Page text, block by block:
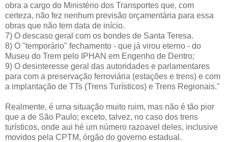
obra a cargo do Ministério dos Transportes que, com
certeza, não fez nenhum previsão orçamentária para essa
obras que não tem data de início.
7) O descaso geral com os bondes de Santa Teresa.
8) O "temporário" fechamento - que já virou eterno - do
Museu do Trem pelo IPHAN em Engenho de Dentro;
9) O desinteresse geral das autoridades e parlamentares
para com a preservação ferroviária (estações e trens) e com
a implantação de TTs (Trens Turísticos) e Trens Regionais."
Realmente, é uma situação muito ruim, mas não é tão pior
que a de São Paulo; exceto, talvez, no caso dos trens
turísticos, onde aui hé um número razoavel deles, inclusive
movidos pela CPTM, órgão do governo estadual.